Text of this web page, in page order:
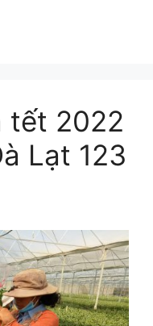
tết 2022
Lạt 123